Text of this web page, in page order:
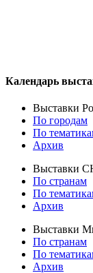
Календарь
Выставки
По городам
По
Архив
Выставки
По странам
По
Архив
Выставки
По странам
По
Архив